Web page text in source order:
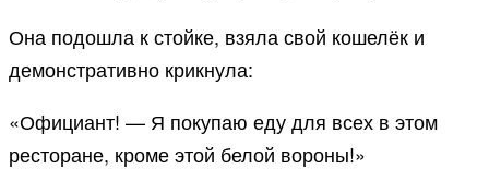
Она подошла к стойке, взяла свой кошелёк и
демонстративно крикнула:
«Официант! — Я покупаю еду для всех в этом
ресторане, кроме этой белой вороны!»